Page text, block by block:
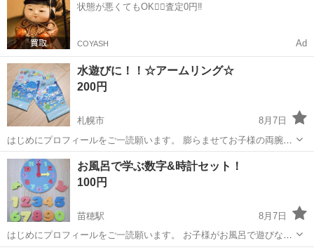
状態が悪くてもOK🙆‍♀️査定0円‼️
COYASH Ad
水遊びに！！☆アームリング☆
200円
札幌市
8月7日
はじめにプロフィールをご一読願います。 膨らませてお子様の両腕に
つける浮き輪のようなものです。(着画4枚目) 息子が1～2年ほど夏のプ
ールで使いました。 サイズアウトしたためお譲りします！ 対象年齢は
７歳以上。 少し折れ...
北海道 札幌市 キッズ用品 浮き輪
お風呂で学ぶ数字&時計セット！
100円
苗穂駅
8月7日
はじめにプロフィールをご一読願います。 お子様がお風呂で遊びなが